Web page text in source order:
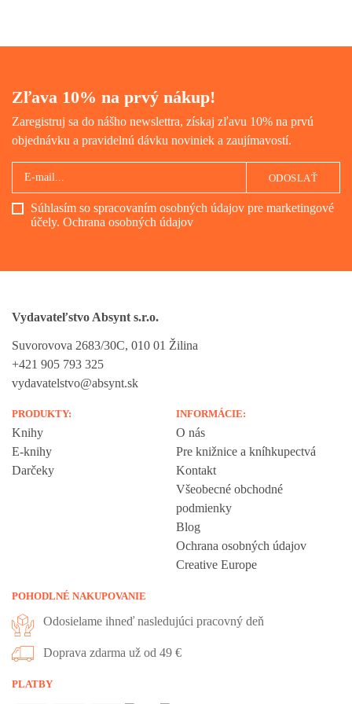
Zľava 10% na prvý nákup!
Zaregistruj sa do nášho newslettra, získaj zľavu 10% na prvú
objednávku a pravidelnú dávku noviniek a zaujímavostí.
Súhlasím so spracovaním osobných údajov pre marketingové
účely. Ochrana osobných údajov
ODOSLAŤ
Vydavateľstvo Absynt s.r.o.
Suvorovova 2683/30C, 010 01 Žilina
+421 905 793 325
vydavatelstvo@absynt.sk
PRODUKTY:
Knihy
E-knihy
Darčeky
INFORMÁCIE:
O nás
Pre knižnice a kníhkupectvá
Kontakt
Všeobecné obchodné
podmienky
Blog
Ochrana osobných údajov
Creative Europe
POHODLNÉ NAKUPOVANIE
Odosielame ihneď nasledujúci pracovný deň
Doprava zdarma už od 49 €
PLATBY
Vážime si vaše súkromie